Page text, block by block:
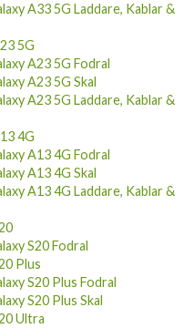
A33 5G Laddare, Kablar &
5G
A23 5G Fodral
A23 5G Skal
A23 5G Laddare, Kablar &
4G
A13 4G Fodral
A13 4G Skal
A13 4G Laddare, Kablar &
S20 Fodral
Plus
S20 Plus Fodral
S20 Plus Skal
Ultra